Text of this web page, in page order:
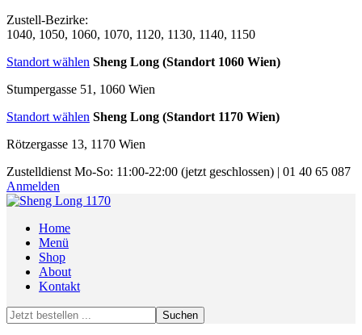
Zustell-Bezirke:
1040, 1050, 1060, 1070, 1120, 1130, 1140, 1150
Standort wählen Sheng Long (Standort 1060 Wien)
Stumpergasse 51, 1060 Wien
Standort wählen Sheng Long (Standort 1170 Wien)
Rötzergasse 13, 1170 Wien
Zustelldienst Mo-So: 11:00-22:00 (jetzt geschlossen) | 01 40 65 087
Anmelden
Home
Menü
Shop
About
Kontakt
Search
for: